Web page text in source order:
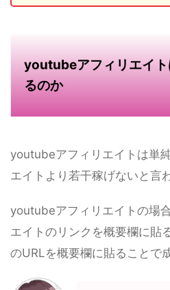
youtubeアフィリエイ
るのか
youtubeアフィリエイトは単
エイトより若干稼げないと言
youtubeアフィリエイトの場
エイトのリンクを概要欄に貼
のURLを概要欄に貼ることで